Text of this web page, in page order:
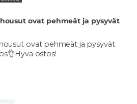
ovat pehmeät ja pysyvät
ovat pehmeät ja pysyvät
ostos!